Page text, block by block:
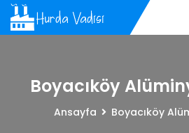
Boyacıköy
Ansayfa Boyacıköy